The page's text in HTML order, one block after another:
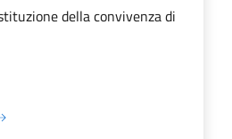
della convivenza di